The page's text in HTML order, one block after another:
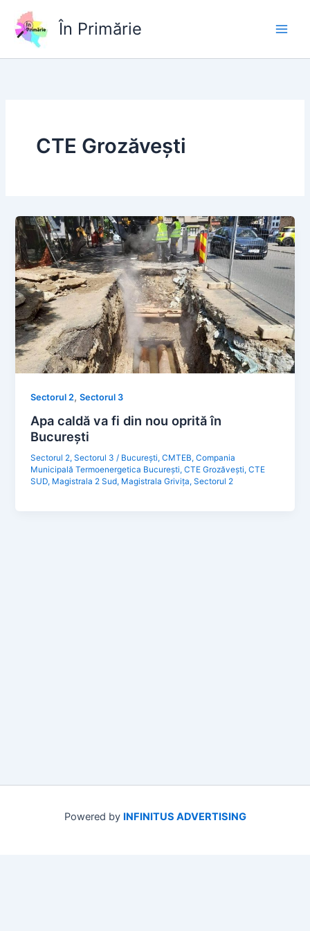
content
În Primărie
CTE Grozăvești
Sectorul 2,Sectorul 3
Apa caldă va fi din nou oprită în
București
Sectorul 2,Sectorul 3 / București,CMTEB,Compania
Municipală Termoenergetica București,CTE Grozăvești,CTE
SUD, Magistrala 2 Sud, Magistrala Grivița,Sectorul 2
Powered by INFINITUS ADVERTISING